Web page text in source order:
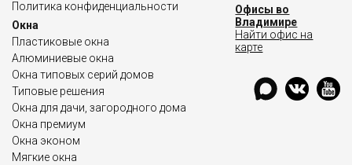
Политика конфиденциальности
Окна
Пластиковые окна
Алюминиевые окна
Окна типовых серий домов
Типовые решения
Окна для дачи, загородного дома
Окна премиум
Окна эконом
Мягкие окна
Офисы во
Владимире
Найти офис на
карте